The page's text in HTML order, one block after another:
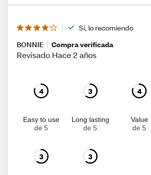
Sí, lo recomiendo
BONNIE
Compra verificada
Revisado Hace 2 años
4
Easy to use
de 5
3
Long lasting
de 5
4
Value
de 5
3 3